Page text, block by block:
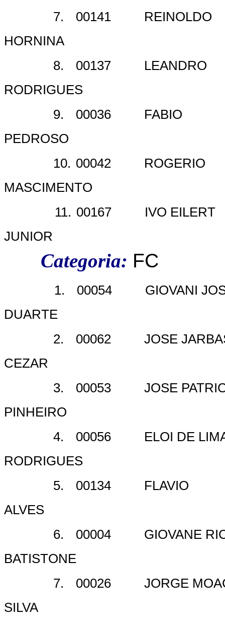
7.
00141
REINOLDO
HORNINA
8.
00137
LEANDRO
RODRIGUES
9.
00036
FABIO
PEDROSO
10. 00042
ROGERIO
MASCIMENTO
11. 00167
IVO EILERT
JUNIOR
Categoria: FC
1. 00054
GIOVANI
DUARTE
2.
00062
JOSE
CEZAR
3.
00053
JOSE
PINHEIRO
4.
00056
ELOI DE
RODRIGUES
5.
00134
FLAVIO
ALVES
6.
00004
GIOVANE
BATISTONE
7.
00026
JORGE
SILVA